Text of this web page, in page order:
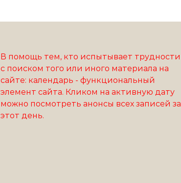
В помощь тем, кто испытывает трудности
с поиском того или иного материала на
сайте: календарь - функциональный
элемент сайта. Кликом на активную дату
можно посмотреть анонсы всех записей за
этот день.